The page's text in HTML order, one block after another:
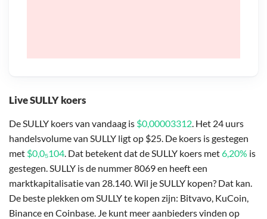
Live SULLY koers
De SULLY koers van vandaag is $0,00003312 . Het 24 uurs
handelsvolume van SULLY ligt op $25. De koers is gestegen
met $0,0₅104 . Dat betekent dat de SULLY koers met6,20% is
gestegen. SULLY is de nummer 8069 en heeft een
marktkapitalisatie van 28.140. Wil je SULLY kopen? Dat kan.
De beste plekken om SULLY te kopen zijn: Bitvavo, KuCoin,
Binance en Coinbase. Je kunt meer aanbieders vinden op